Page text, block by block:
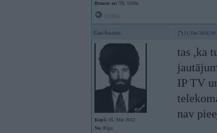
Braucu ar: T8, 1260s
Gachaans 11. Dec 2018,
Kopš: 05. Mar 2012
No: Rīga
tas ,ka
IP TV
nav